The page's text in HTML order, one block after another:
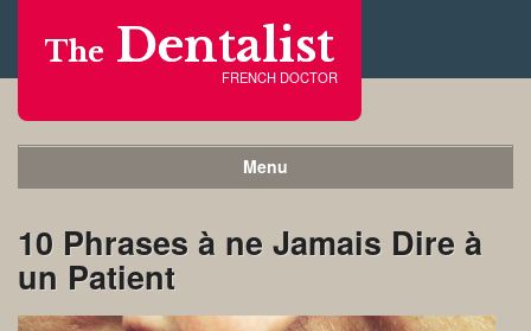
The Dentalist
FRENCH DOCTOR
Menu
10 Phrases à ne Jamais Dire à
un Patient